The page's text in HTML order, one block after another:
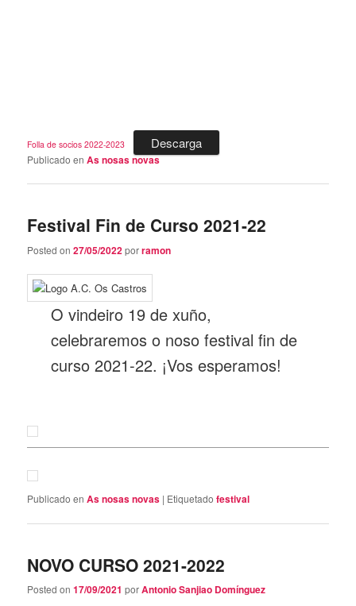
Folla de socios 2022-2023 Descarga
Publicado en As nosas novas
Festival Fin de Curso 2021-22
Posted on27/05/2022porramon
O vindeiro 19 de xuño,
celebraremos o noso festival fin de
curso 2021-22. ¡Vos esperamos!
Publicado en As nosas novas | Etiquetado festival
NOVO CURSO 2021-2022
Posted on17/09/2021 porAntonio Sanjiao Domínguez